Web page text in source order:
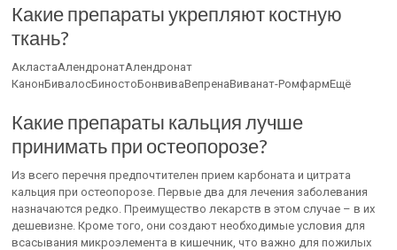
Какие препараты укрепляют костную
ткань?
АкластаАлендронатАлендронат
КанонБивалосБиностоБонвиваВепренаВиванат-РомфармЕщё
Какие препараты кальция лучше
принимать при остеопорозе?
Из всего перечня предпочтителен прием карбоната и цитрата
кальция при остеопорозе. Первые два для лечения заболевания
назначаются редко. Преимущество лекарств в этом случае – в их
дешевизне. Кроме того, они создают необходимые условия для
всасывания микроэлемента в кишечник, что важно для пожилых